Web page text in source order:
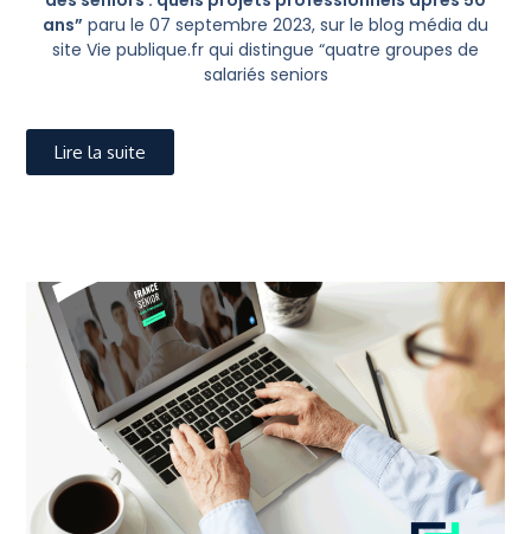
ans” paru le 07 septembre 2023, sur le blog média du
site Vie publique.fr qui distingue “quatre groupes de
salariés seniors
Lire la suite